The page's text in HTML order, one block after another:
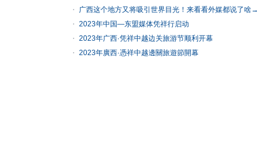
广西这个地方又将吸引世界目光！来看看外媒都说了啥→
2023年中国—东盟媒体凭祥行启动
2023年广西·凭祥中越边关旅游节顺利开幕
2023年廣西·憑祥中越邊關旅遊節開幕